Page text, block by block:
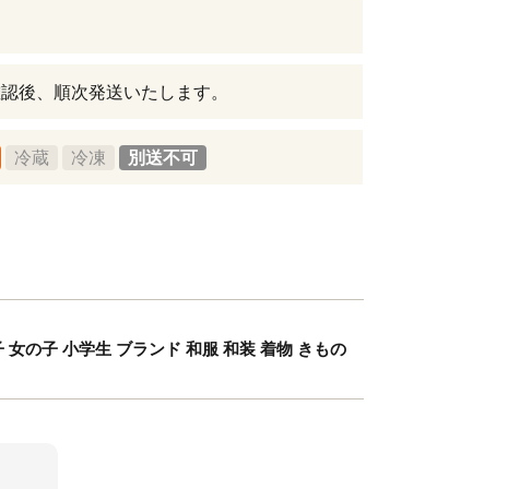
後、順次発送いたします。
冷蔵 冷凍 別送不可
の子 小学生 ブランド 和服 和装 着物 きもの